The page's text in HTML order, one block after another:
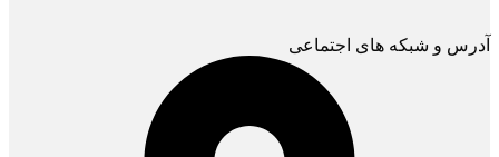
آدرس و شبکه های اجتماعی